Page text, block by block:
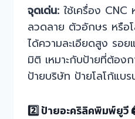
จุดเด่น:ใช้เครื่อง CNC
ลวดลาย ตัวอักษร หรือ
ได้ความละเอียดสูง รอ
มิติ เหมาะกับป้ายที่ต้อง
ป้ายบริษัท ป้ายโลโก้แบ
2️⃣ ป้ายอะคริลิคพิมพ์ยูวี